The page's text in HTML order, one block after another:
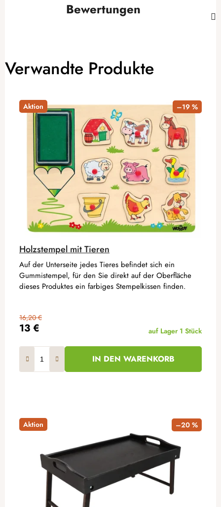
Bewertungen
Verwandte Produkte
Aktion –19 %
Holzstempel mit Tieren
13 €
16,20 €
auf Lager 1 Stück
IN DEN WARENKORB
Auf der Unterseite jedes Tieres befindet sich ein
Gummistempel, für den Sie direkt auf der Oberfläche
dieses Produktes ein farbiges Stempelkissen finden.
Aktion –20 %